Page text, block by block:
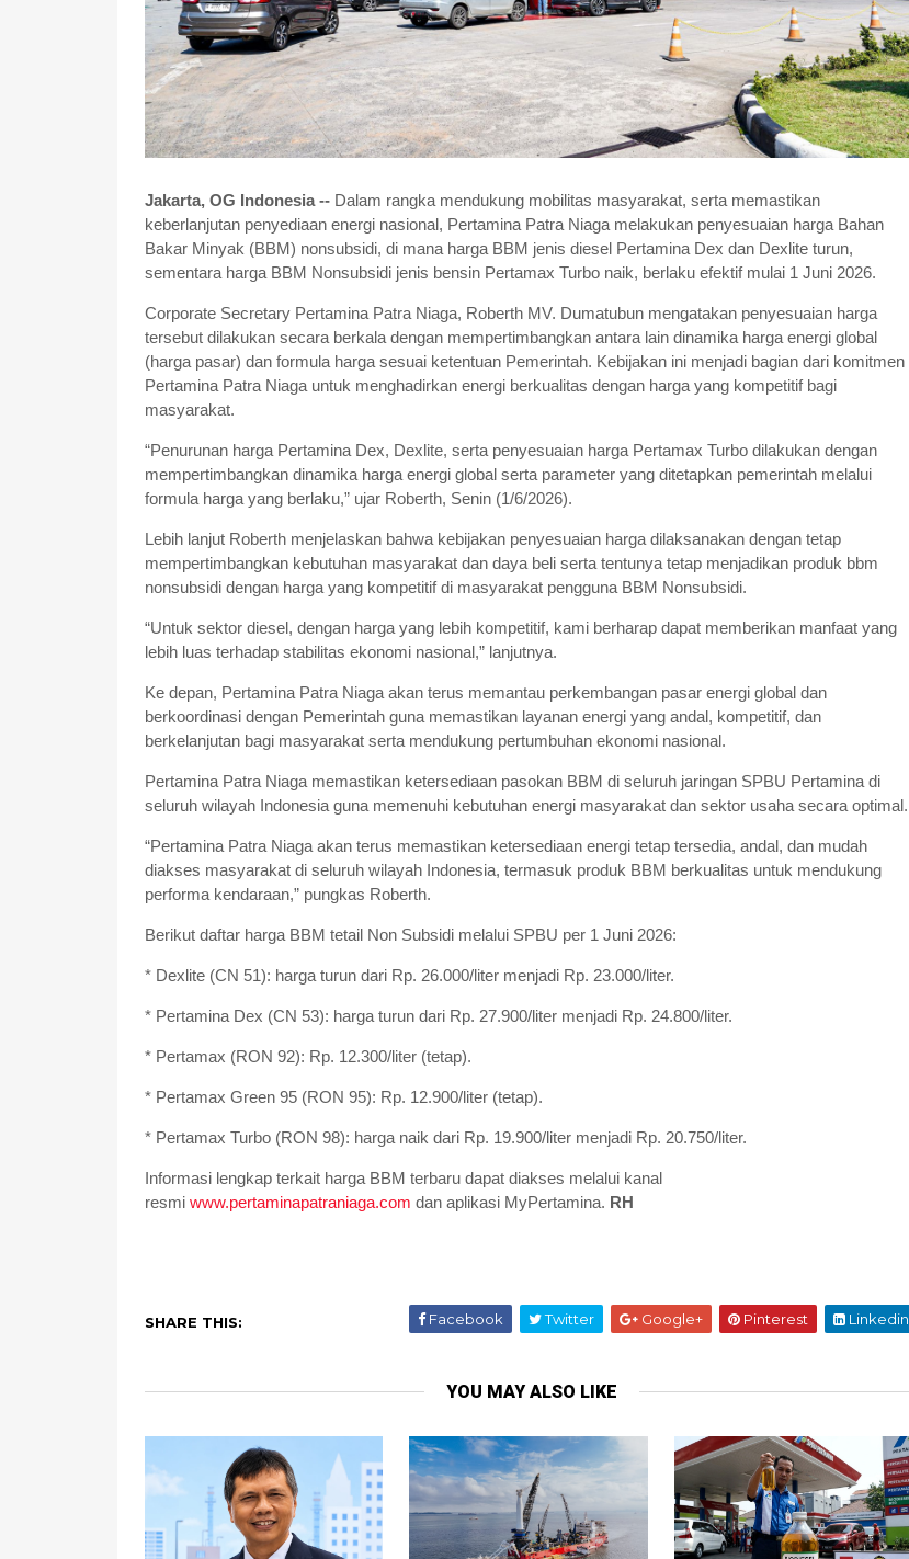
Jakarta, OG Indonesia -- Dalam rangka mendukung mobilitas masyarakat, serta memastikan
keberlanjutan penyediaan energi nasional, Pertamina Patra Niaga melakukan penyesuaian harga Bahan
Bakar Minyak (BBM) nonsubsidi, di mana harga BBM jenis diesel Pertamina Dex dan Dexlite turun,
sementara harga BBM Nonsubsidi jenis bensin Pertamax Turbo naik, berlaku efektif mulai 1 Juni 2026.
Corporate Secretary Pertamina Patra Niaga, Roberth MV. Dumatubun mengatakan penyesuaian harga
tersebut dilakukan secara berkala dengan mempertimbangkan antara lain dinamika harga energi global
(harga pasar) dan formula harga sesuai ketentuan Pemerintah. Kebijakan ini menjadi bagian dari komitmen
Pertamina Patra Niaga untuk menghadirkan energi berkualitas dengan harga yang kompetitif bagi
masyarakat.
“Penurunan harga Pertamina Dex, Dexlite, serta penyesuaian harga Pertamax Turbo dilakukan dengan
mempertimbangkan dinamika harga energi global serta parameter yang ditetapkan pemerintah melalui
formula harga yang berlaku,” ujar Roberth, Senin (1/6/2026).
Lebih lanjut Roberth menjelaskan bahwa kebijakan penyesuaian harga dilaksanakan dengan tetap
mempertimbangkan kebutuhan masyarakat dan daya beli serta tentunya tetap menjadikan produk bbm
nonsubsidi dengan harga yang kompetitif di masyarakat pengguna BBM Nonsubsidi.
“Untuk sektor diesel, dengan harga yang lebih kompetitif, kami berharap dapat memberikan manfaat yang
lebih luas terhadap stabilitas ekonomi nasional,” lanjutnya.
Ke depan, Pertamina Patra Niaga akan terus memantau perkembangan pasar energi global dan
berkoordinasi dengan Pemerintah guna memastikan layanan energi yang andal, kompetitif, dan
berkelanjutan bagi masyarakat serta mendukung pertumbuhan ekonomi nasional.
Pertamina Patra Niaga memastikan ketersediaan pasokan BBM di seluruh jaringan SPBU Pertamina di
seluruh wilayah Indonesia guna memenuhi kebutuhan energi masyarakat dan sektor usaha secara optimal.
“Pertamina Patra Niaga akan terus memastikan ketersediaan energi tetap tersedia, andal, dan mudah
diakses masyarakat di seluruh wilayah Indonesia, termasuk produk BBM berkualitas untuk mendukung
performa kendaraan,” pungkas Roberth.
Berikut daftar harga BBM tetail Non Subsidi melalui SPBU per 1 Juni 2026:
* Dexlite (CN 51): harga turun dari Rp. 26.000/liter menjadi Rp. 23.000/liter.
* Pertamina Dex (CN 53): harga turun dari Rp. 27.900/liter menjadi Rp. 24.800/liter.
* Pertamax (RON 92): Rp. 12.300/liter (tetap).
* Pertamax Green 95 (RON 95): Rp. 12.900/liter (tetap).
* Pertamax Turbo (RON 98): harga naik dari Rp. 19.900/liter menjadi Rp. 20.750/liter.
Informasi lengkap terkait harga BBM terbaru dapat diakses melalui kanal
resmi www.pertaminapatraniaga.com dan aplikasi MyPertamina. RH
SHARE THIS: Facebook Twitter Google+ Pinterest Linkedin
YOU MAY ALSO LIKE